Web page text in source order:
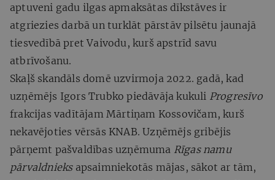
aptuveni gadu ilgas apmaksātas dīkstāves ir
atgriezies darbā un turklāt pārstāv pilsētu jaunajā
tiesvedībā pret Vaivodu, kurš apstrīd savu
atbrīvošanu.
Skaļš skandāls domē uzvirmoja 2022. gadā, kad
uzņēmējs Igors Trubko piedāvāja kukuli Progresīvo
frakcijas vadītājam Mārtiņam Kossovičam, kurš
nekavējoties vērsās KNAB. Uzņēmējs gribējis
pārņemt pašvaldības uzņēmuma Rīgas namu
pārvaldnieksapsaimniekotās mājas, sākot ar tām,